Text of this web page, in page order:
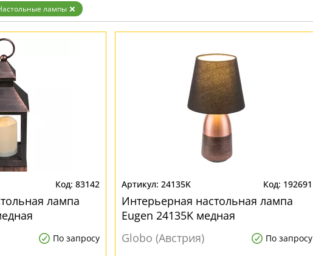
лампы
83142
лампа
По запросу
24135K 192691
Интерьерная настольная лампа
Eugen 24135K медная
Globo (Австрия)
По запросу